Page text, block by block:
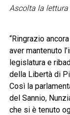
Ascolta la
“Ringrazio
aver mantenuto
legislatura e
della Libertà di
Così la
del Sannio,
che si è tenuto